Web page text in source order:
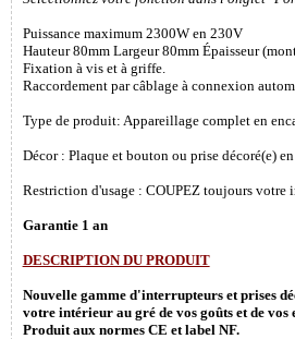
Puissance maximum 2300W en 230V
Hauteur 80mm Largeur 80mm Épaisseur
Fixation à vis et à griffe.
Raccordement par câblage à connexion
Type de produit: Appareillage complet en
Décor : Plaque et bouton ou prise décoré(e)
Restriction d'usage : COUPEZ toujours
Garantie 1 an
DESCRIPTION DU PRODUIT
Nouvelle gamme d'interrupteurs et prises
votre intérieur au gré de vos goûts et de vos
Produit aux normes CE et label NF.